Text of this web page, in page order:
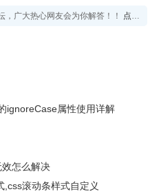
广大热心网友会为你解答！！ 点击进入论坛
ignoreCase属性使用详解
怎么解决
,css滚动条样式自定义